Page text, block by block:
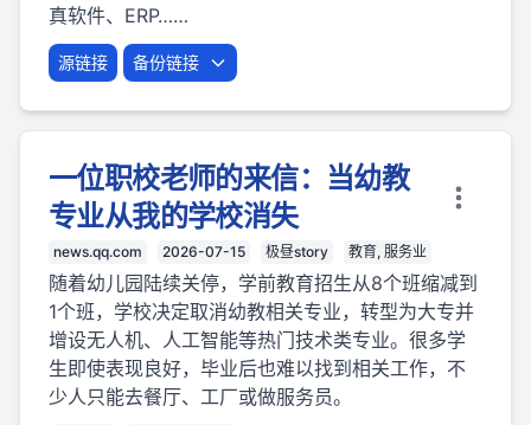
真软件、ERP……
源链接 备份链接
一位职校老师的来信：当幼教
专业从我的学校消失
news.qq.com 2026-07-15 极昼story 教育, 服务业
随着幼儿园陆续关停，学前教育招生从8个班缩减到
1个班，学校决定取消幼教相关专业，转型为大专并
增设无人机、人工智能等热门技术类专业。很多学
生即使表现良好，毕业后也难以找到相关工作，不
少人只能去餐厅、工厂或做服务员。